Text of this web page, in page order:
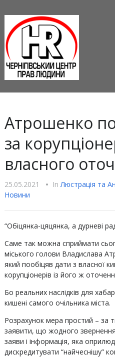
Атрошенко
за
власного
25.05.2021 • InЛюстрацiя та
Новини
“Обіцянка-цяцянка, а дурневі
Саме так можна сприймати
міського голови Владислава
який пообіцяв дати з власної
корупціонерів із його ж
Бо реальних наслідків для
кишені самого очільника міста.
Розрахунок мера простий – за
заявити, що жодного
заяви і інформація, яка
дискредитувати “найчеснішу”